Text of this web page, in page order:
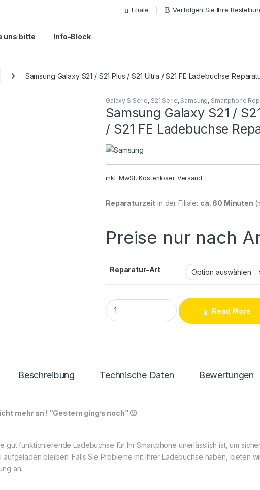
Filiale Verfolgen Sie Ihre
uns bitte Info-Block
Samsung Galaxy S21 / S21 Plus / S21 Ultra / S21 FE Ladebuchse
Galaxy S Serie, S21 Serie, Samsung, Smartphone
Samsung Galaxy S21 /
/ S21 FE Ladebuchse
inkl. MwSt. Kostenloser Versand
Reparaturzeit in der Filiale: ca. 60 Minuten
Preise nur nach
Reparatur-Art
Samsung Galaxy S21 / S21 Plus / S21 Ultra
Read More
Beschreibung Technische Daten Bewertungen
mehr an ! “Gestern ging’s noch” 🙂
gut funktionierende Ladebuchse für Ihr Smartphone unerlässlich ist, um
bleiben. Falls Sie Probleme mit Ihrer Ladebuchse haben, bieten
an.